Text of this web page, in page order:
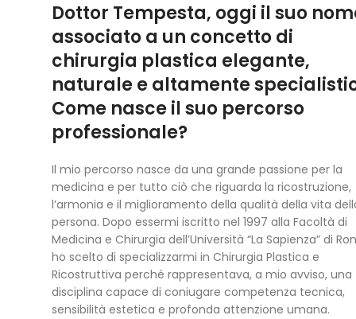
Dottor Tempesta, oggi il suo
associato a un concetto di
chirurgia plastica elegante,
naturale e altamente
Come nasce il suo percorso
professionale?
Il mio percorso nasce da una grande passione per la
medicina e per tutto ciò che riguarda la ricostruzione,
l’armonia e il miglioramento della qualità della vita
persona. Dopo essermi iscritto nel 1997 alla Facoltà di
Medicina e Chirurgia dell’Università “La Sapienza” di
ho scelto di specializzarmi in Chirurgia Plastica e
Ricostruttiva perché rappresentava, a mio avviso, una
disciplina capace di coniugare competenza tecnica,
sensibilità estetica e profonda attenzione umana.